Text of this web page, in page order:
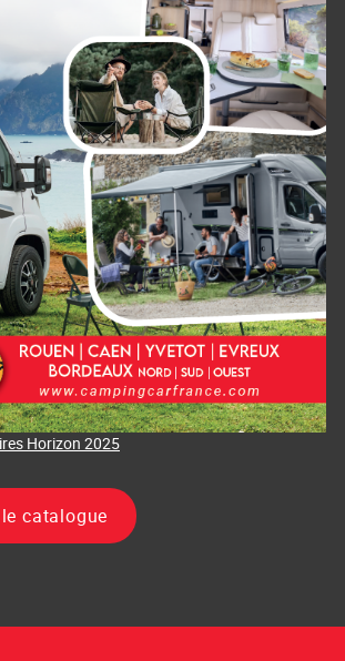
Horizon 2025
catalogue